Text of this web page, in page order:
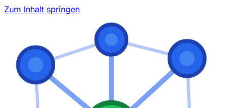
Zum Inhalt springen